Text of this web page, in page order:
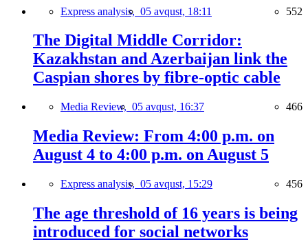
Express analysis, 05 avqust, 18:11 552
The Digital Middle Corridor:
Kazakhstan and Azerbaijan link the
Caspian shores by fibre-optic cable
Media Review, 05 avqust, 16:37 466
Media Review: From 4:00 p.m. on
August 4 to 4:00 p.m. on August 5
Express analysis, 05 avqust, 15:29 456
The age threshold of 16 years is being
introduced for social networks